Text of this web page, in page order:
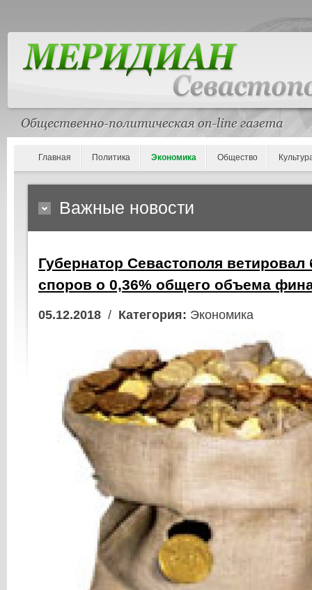
Главная Политика Экономика Общество
Важные новости
Губернатор Севастополя ветировал
споров о 0,36% общего объема
05.12.2018 / Категория: Экономика